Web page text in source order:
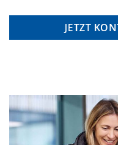
JETZT